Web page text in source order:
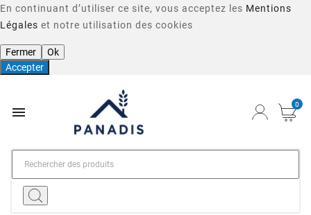
En continuant d’utiliser ce site, vous acceptez les Mentions
Légales et notre utilisation des cookies
Fermer
Ok
Accepter
 0